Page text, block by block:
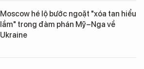
Moscow hé lộ bước ngoặt "xóa tan hiểu
lầm" trong đàm phán Mỹ–Nga về
Ukraine